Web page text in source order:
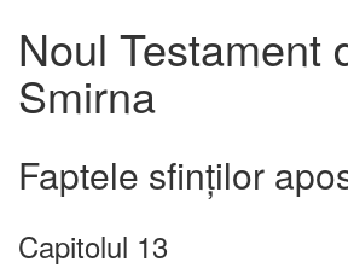
Noul Testament
Smirna
Faptele sfinţilor
Capitolul 13